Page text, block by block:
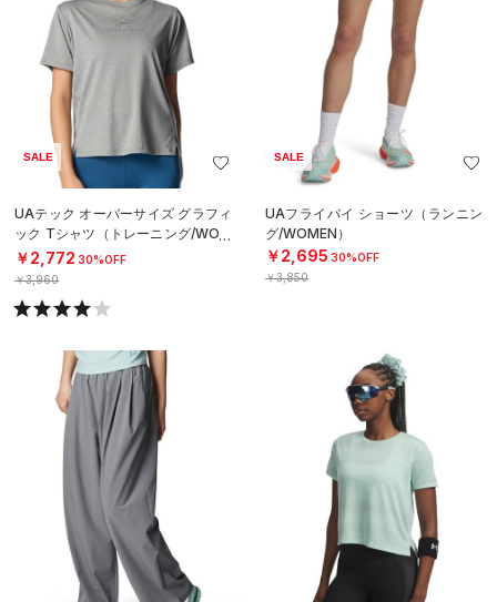
SALE
UAテック オーバーサイズ グラフィ
ック Tシャツ（トレーニング/WOM
EN）
￥2,772 30%OFF
￥3,960
SALE
UAフライバイ ショーツ（ランニン
グ/WOMEN）
￥2,695 30%OFF
￥3,850